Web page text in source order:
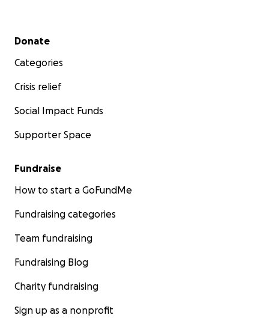
Secondary menu
Donate
Categories
Crisis relief
Social Impact Funds
Supporter Space
Fundraise
How to start a GoFundMe
Fundraising categories
Team fundraising
Fundraising Blog
Charity fundraising
Sign up as a nonprofit